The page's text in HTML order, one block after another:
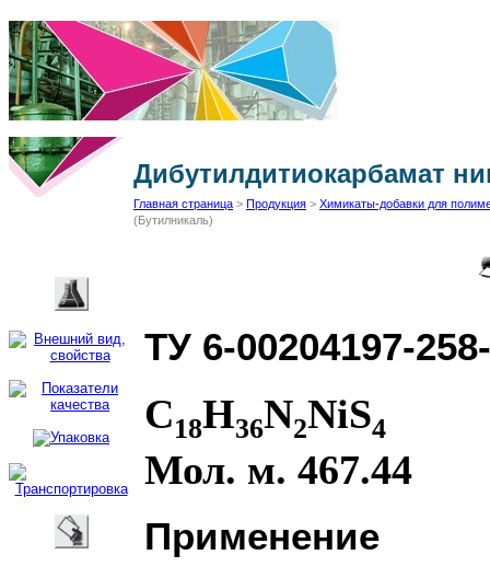
Дибутилдитиокарбамат
Главная страница > Продукция > Химикаты-добавки для
(Бутилникаль)
ТУ 6-00204197-
C18H36N2NiS4
Мол. м. 467.44
Применение